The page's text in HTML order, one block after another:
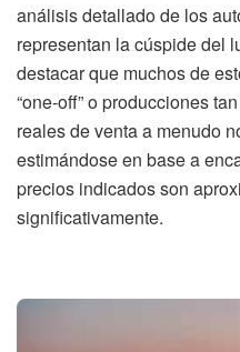
análisis detallado de los
representan la cúspide del
destacar que muchos de
“one-off” o producciones
reales de venta a menudo
estimándose en base a
precios indicados son
significativamente.